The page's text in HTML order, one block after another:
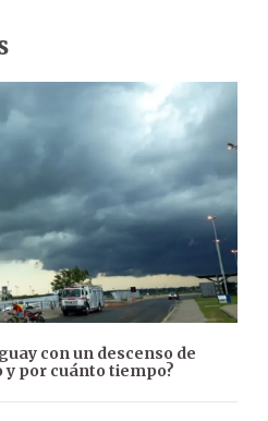
con un descenso de
y por cuánto tiempo?